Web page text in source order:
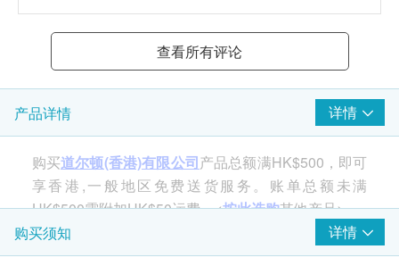
查看所有评论
产品详情 详情
购买道尔顿(香港)有限公司产品总额满HK$500，即可
享香港,一般地区免费送货服务。账单总额未满
HK$500需附加HK$50运费。<按此选购其他产品>
购买须知 详情